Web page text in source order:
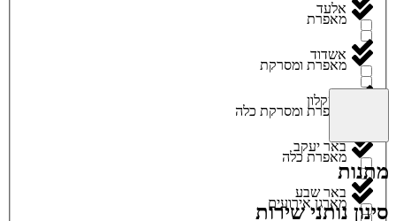
מאפרת
מאפרת ומסרקת
מאפרת ומסרקת כלה
מאפרת כלה
מארגן אירועים
אלעד
אשדוד
אשקלון
באר יעקב
באר שבע
מתנות
סינון נותני שירות